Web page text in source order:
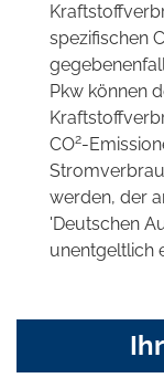
spezifischen
Pkw können
CO2-
werden, der
'Deutschen
unentgeltlich